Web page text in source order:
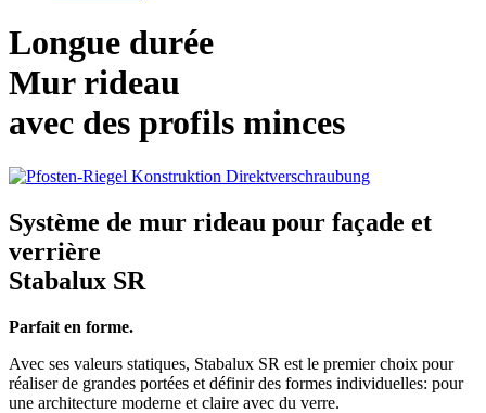
Longue durée
Mur rideau
avec des profils minces
Système de mur rideau pour façade et
verrière
Stabalux SR
Parfait en forme.
Avec ses valeurs statiques, Stabalux SR est le premier choix pour
réaliser de grandes portées et définir des formes individuelles: pour
une architecture moderne et claire avec du verre.